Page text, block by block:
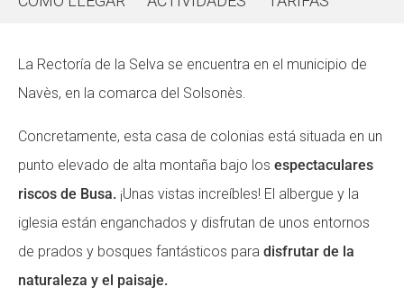
La Rectoría de la Selva se encuentra en el municipio de
Navès, en la comarca del Solsonès.
Concretamente, esta casa de colonias está situada en un
punto elevado de alta montaña bajo los espectaculares
riscos de Busa. ¡Unas vistas increíbles! El albergue y la
iglesia están enganchados y disfrutan de unos entornos
de prados y bosques fantásticos para disfrutar de la
naturaleza y el paisaje.
La Fundació
Missió i valors
Els comptes clars
Proposta educativa
ACTUALITAT
La Fundació
Missió i valors
Els comptes clars
Proposta educativa
ACTUALITAT